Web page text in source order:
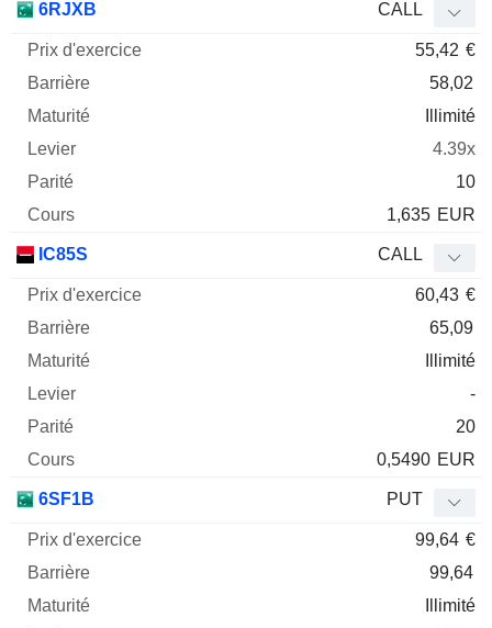
6RJXB CALL
55,42 €
58,02
Illimité
4.39x
10
1,635 EUR
IC85S CALL
60,43 €
65,09
Illimité
-
20
0,5490 EUR
6SF1B PUT
99,64 €
99,64
Illimité